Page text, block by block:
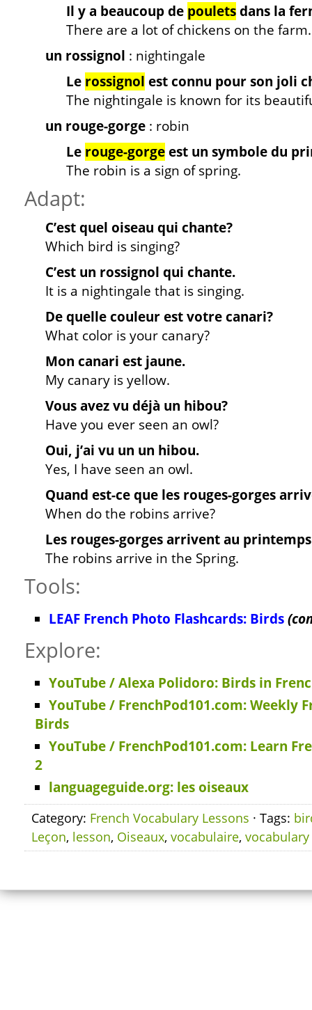
Il y a beaucoup de pouletsdans la
There are a lot of chickens on the farm.
un rossignol : nightingale
Le rossignol est connu pour son joli
The nightingale is known for its
un rouge-gorge : robin
Le rouge-gorgeest un symbole du
The robin is a sign of spring.
Adapt:
C’est quel oiseau qui chante?
Which bird is singing?
C’est un rossignol qui chante.
It is a nightingale that is singing.
De quelle couleur est votre canari?
What color is your canary?
Mon canari est jaune.
My canary is yellow.
Vous avez vu déjà un hibou?
Have you ever seen an owl?
Oui, j’ai vu un un hibou.
Yes, I have seen an owl.
Quand est-ce que les rouges-gorges
When do the robins arrive?
Les rouges-gorges arrivent au
The robins arrive in the Spring.
Tools:
LEAF French Photo Flashcards: Birds
Explore:
YouTube / Alexa Polidoro: Birds in
YouTube / FrenchPod101.com: Weekly
Birds
YouTube / FrenchPod101.com: Learn
2
languageguide.org: les oiseaux
Category: French Vocabulary Lessons · Tags:
Leçon, lesson, Oiseaux, vocabulaire, vocabulary